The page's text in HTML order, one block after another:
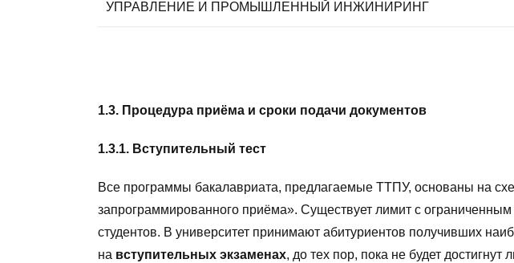
УПРАВЛЕНИЕ И ПРОМЫШЛЕННЫЙ ИНЖИНИРИНГ
1.3. Процедура приёма и сроки подачи документов
1.3.1. Вступительный тест
Все программы бакалавриата, предлагаемые ТТПУ, основаны на
запрограммированного приёма». Существует лимит с ограниченным
студентов. В университет принимают абитуриентов получивших
на вступительных экзаменах, до тех пор, пока не будет